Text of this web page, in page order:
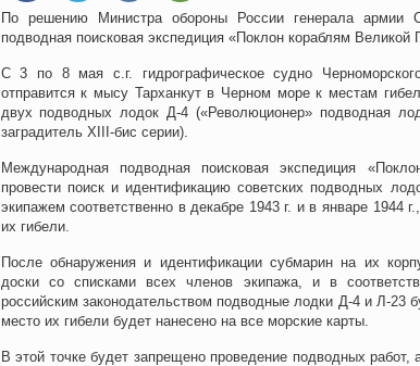
По решению Министра обороны России генерала армии
подводная поисковая экспедиция «Поклон кораблям Великой
С 3 по 8 мая с.г. гидрографическое судно
отправится к мысу Тарханкут в Черном море к местам
двух подводных лодок Д-4 («Революционер» подводная
заградитель XIII-бис серии).
Международная подводная поисковая экспедиция
провести поиск и идентификацию советских подводных
экипажем соответственно в декабре 1943 г. и в январе 1944
их гибели.
После обнаружения и идентификации субмарин на их
доски со списками всех членов экипажа, и в
российским законодательством подводные лодки Д-4 и Л-23
место их гибели будет нанесено на все морские карты.
В этой точке будет запрещено проведение подводных